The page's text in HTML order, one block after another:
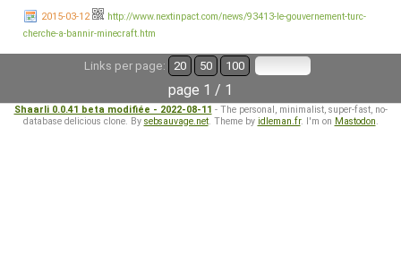
2015-03-12
http://www.nextinpact.com/news/93413-le-gouvernement-turc-
cherche-a-bannir-minecraft.htm
Links per page: 20 50 100
page 1 / 1
Shaarli 0.0.41 beta modifiée - 2022-08-11 - The personal, minimalist, super-fast, no-
database delicious clone. By sebsauvage.net. Theme by idleman.fr. I'm on Mastodon.